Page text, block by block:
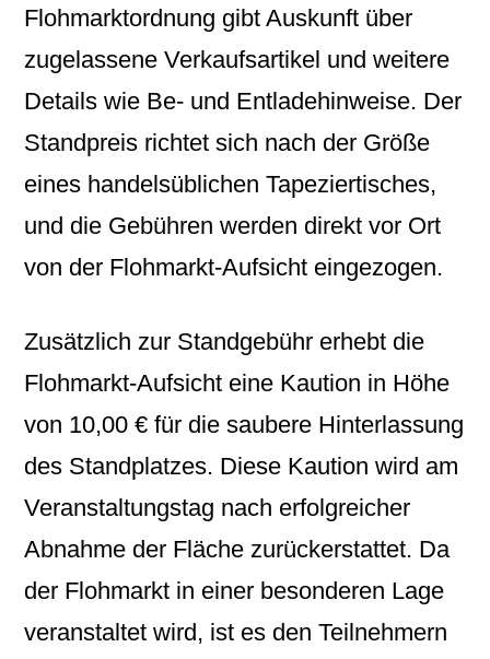
Flohmarktordnung gibt Auskunft über
zugelassene Verkaufsartikel und weitere
Details wie Be- und Entladehinweise. Der
Standpreis richtet sich nach der Größe
eines handelsüblichen Tapeziertisches,
und die Gebühren werden direkt vor Ort
von der Flohmarkt-Aufsicht eingezogen.
Zusätzlich zur Standgebühr erhebt die
Flohmarkt-Aufsicht eine Kaution in Höhe
von 10,00 € für die saubere Hinterlassung
des Standplatzes. Diese Kaution wird am
Veranstaltungstag nach erfolgreicher
Abnahme der Fläche zurückerstattet. Da
der Flohmarkt in einer besonderen Lage
veranstaltet wird, ist es den Teilnehmern